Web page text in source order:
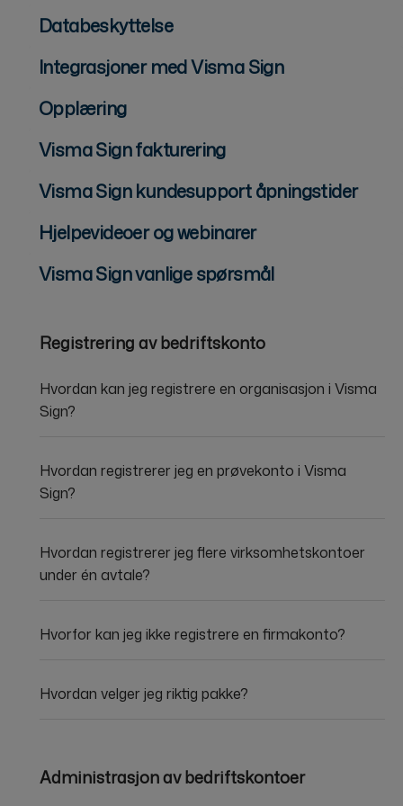
Databeskyttelse
Integrasjoner med Visma Sign
Opplæring
Visma Sign fakturering
Visma Sign kundesupport åpningstider
Hjelpevideoer og webinarer
Visma Sign vanlige spørsmål
Registrering av bedriftskonto
Hvordan kan jeg registrere en organisasjon i Visma
Sign?
Hvordan registrerer jeg en prøvekonto i Visma
Sign?
Hvordan registrerer jeg flere virksomhetskontoer
under én avtale?
Hvorfor kan jeg ikke registrere en firmakonto?
Hvordan velger jeg riktig pakke?
Administrasjon av bedriftskontoer